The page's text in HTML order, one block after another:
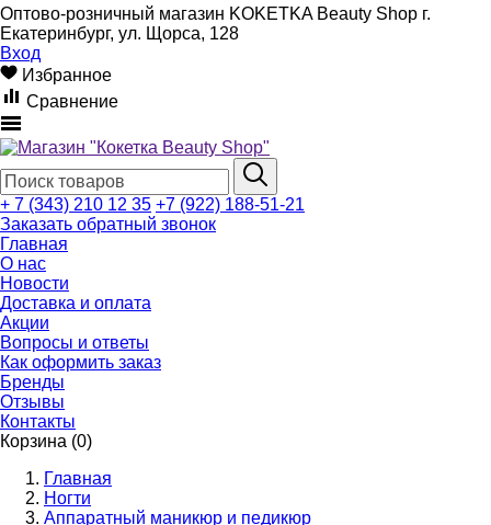
Оптово-розничный магазин KOKETKA Beauty Shop г.
Екатеринбург, ул. Щорса, 128
Вход
Избранное
Сравнение
+ 7 (343) 210 12 35 +7 (922) 188-51-21
Заказать обратный звонок
Главная
О нас
Новости
Доставка и оплата
Акции
Вопросы и ответы
Как оформить заказ
Бренды
Отзывы
Контакты
Корзина (0)
Главная
Ногти
Аппаратный маникюр и педикюр